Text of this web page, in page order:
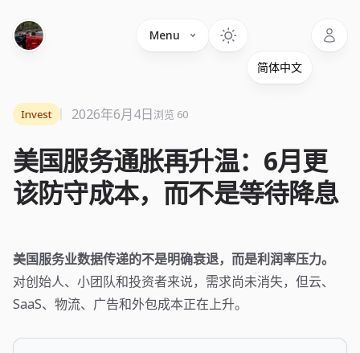
Menu
美国服务通胀再升温：6月更
该防守成本，而不是等待降息
Invest 2026年6月4日浏览 60
美国服务业数据传递的不是明确衰退，而是利润率压力。
对创始人、小团队和投资者来说，需求尚未消失，但云、
SaaS、物流、广告和外包成本正在上升。